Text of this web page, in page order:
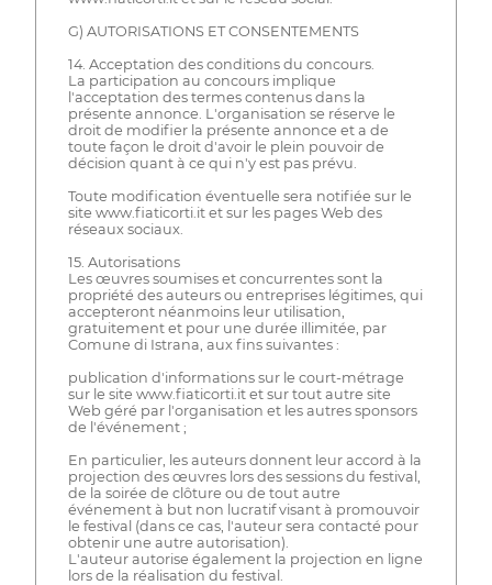
G) AUTORISATIONS ET CONSENTEMENTS
14. Acceptation des conditions du concours.
La participation au concours implique
l'acceptation des termes contenus dans la
présente annonce. L'organisation se réserve le
droit de modifier la présente annonce et a de
toute façon le droit d'avoir le plein pouvoir de
décision quant à ce qui n'y est pas prévu.
Toute modification éventuelle sera notifiée sur le
site www.fiaticorti.it et sur les pages Web des
réseaux sociaux.
15. Autorisations
Les œuvres soumises et concurrentes sont la
propriété des auteurs ou entreprises légitimes, qui
accepteront néanmoins leur utilisation,
gratuitement et pour une durée illimitée, par
Comune di Istrana, aux fins suivantes :
publication d'informations sur le court-métrage
sur le site www.fiaticorti.it et sur tout autre site
Web géré par l'organisation et les autres sponsors
de l'événement ;
En particulier, les auteurs donnent leur accord à la
projection des œuvres lors des sessions du festival,
de la soirée de clôture ou de tout autre
événement à but non lucratif visant à promouvoir
le festival (dans ce cas, l'auteur sera contacté pour
obtenir une autre autorisation).
L'auteur autorise également la projection en ligne
lors de la réalisation du festival.